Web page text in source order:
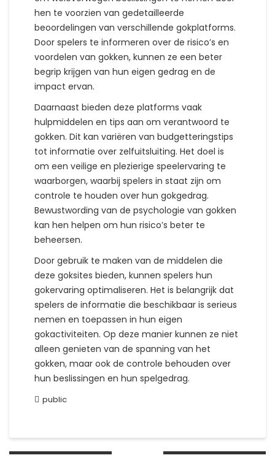
hen te voorzien van gedetailleerde
beoordelingen van verschillende gokplatforms.
Door spelers te informeren over de risico’s en
voordelen van gokken, kunnen ze een beter
begrip krijgen van hun eigen gedrag en de
impact ervan.
Daarnaast bieden deze platforms vaak
hulpmiddelen en tips aan om verantwoord te
gokken. Dit kan variëren van budgetteringstips
tot informatie over zelfuitsluiting. Het doel is
om een veilige en plezierige speelervaring te
waarborgen, waarbij spelers in staat zijn om
controle te houden over hun gokgedrag.
Bewustwording van de psychologie van gokken
kan hen helpen om hun risico’s beter te
beheersen.
Door gebruik te maken van de middelen die
deze goksites bieden, kunnen spelers hun
gokervaring optimaliseren. Het is belangrijk dat
spelers de informatie die beschikbaar is serieus
nemen en toepassen in hun eigen
gokactiviteiten. Op deze manier kunnen ze niet
alleen genieten van de spanning van het
gokken, maar ook de controle behouden over
hun beslissingen en hun spelgedrag.
public
Post